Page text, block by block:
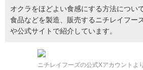
オクラをほどよい食感にする方法につい
食品などを製造、販売するニチレイフー
や公式サイトで紹介しています。
ニチレイフーズの公式Xアカウントより